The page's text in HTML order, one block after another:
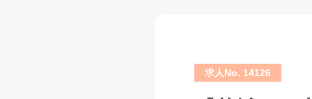
求人No. 14126